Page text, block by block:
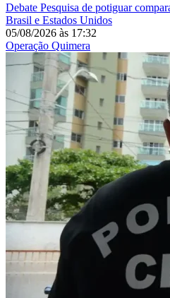
Debate Pesquisa de potiguar
Brasil e Estados Unidos
05/08/2026 às 17:32
Operação Quimera